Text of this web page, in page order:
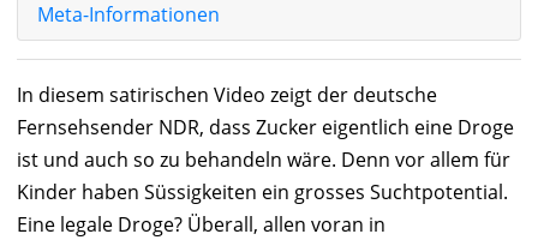
Meta-Informationen
In diesem satirischen Video zeigt der deutsche
Fernsehsender NDR, dass Zucker eigentlich eine Droge
ist und auch so zu behandeln wäre. Denn vor allem für
Kinder haben Süssigkeiten ein grosses Suchtpotential.
Eine legale Droge? Überall, allen voran in